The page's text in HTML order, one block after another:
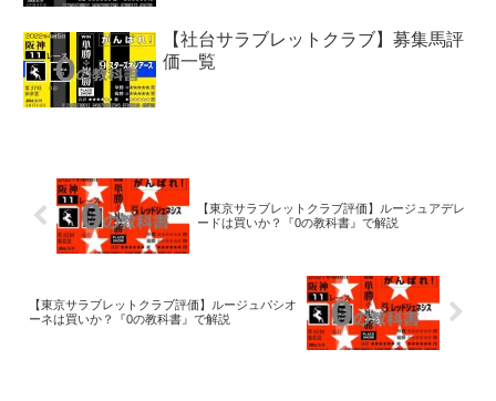
【社台サラブレットクラブ】募集馬評
価一覧
【東京サラブレットクラブ評価】ルージュアデレ
ードは買いか？『0の教科書』で解説
【東京サラブレットクラブ評価】ルージュパシオ
ーネは買いか？『0の教科書』で解説